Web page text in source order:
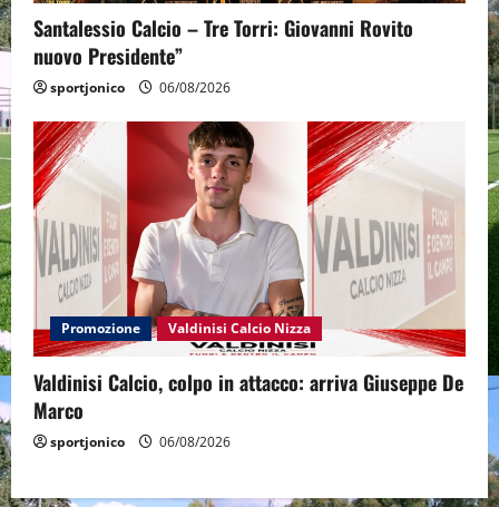
Santalessio Calcio – Tre Torri: Giovanni Rovito
nuovo Presidente”
sportjonico 06/08/2026
Promozione Valdinisi Calcio Nizza
Valdinisi Calcio, colpo in attacco: arriva Giuseppe De
Marco
sportjonico 06/08/2026